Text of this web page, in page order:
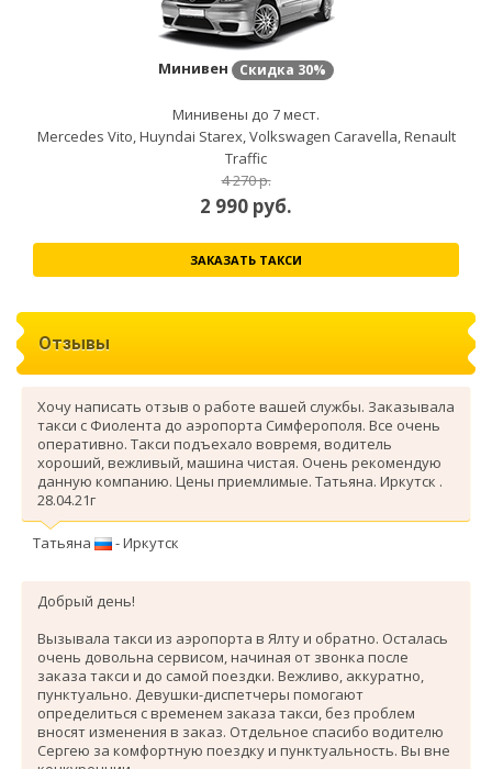
Минивен Скидка 30%
Минивены до 7 мест.
Mercedes Vito, Huyndai Starex, Volkswagen Caravella, Renault
Traffic
4 270 р.
2 990 руб.
ЗАКАЗАТЬ ТАКСИ
Отзывы
Хочу написать отзыв о работе вашей службы. Заказывала
такси с Фиолента до аэропорта Симферополя. Все очень
оперативно. Такси подъехало вовремя, водитель
хороший, вежливый, машина чистая. Очень рекомендую
данную компанию. Цены приемлимые. Татьяна. Иркутск .
28.04.21г
Татьяна - Иркутск
Добрый день!
Вызывала такси из аэропорта в Ялту и обратно. Осталась
очень довольна сервисом, начиная от звонка после
заказа такси и до самой поездки. Вежливо, аккуратно,
пунктуально. Девушки-диспетчеры помогают
определиться с временем заказа такси, без проблем
вносят изменения в заказ. Отдельное спасибо водителю
Сергею за комфортную поездку и пунктуальность. Вы вне